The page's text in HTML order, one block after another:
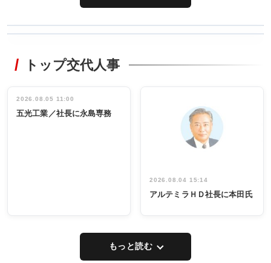
非鉄業界で
インタビュ
ー／社内ア
タックトレー
祝う 業界関
係者ら220人
出席
トップ交代人事
2026.08.05 11:00
五光工業／社長に永島専務
2026.08.04 15:14
アルテミラＨＤ社長に本田氏
もっと読む